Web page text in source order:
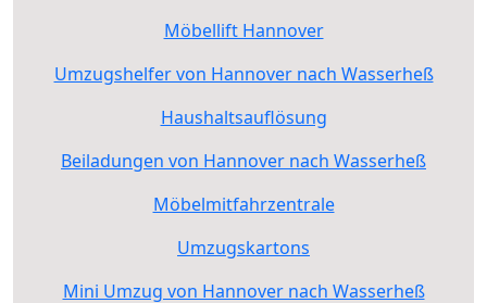
Möbellift Hannover
Umzugshelfer von Hannover nach Wasserheß
Haushaltsauflösung
Beiladungen von Hannover nach Wasserheß
Möbelmitfahrzentrale
Umzugskartons
Mini Umzug von Hannover nach Wasserheß